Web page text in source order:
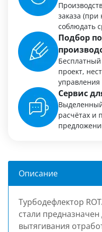
заказа
соблюдать
Подбор
проект,
управления
Сервис
расчётах и
Описание
Турбодефлектор
стали
вытягивания